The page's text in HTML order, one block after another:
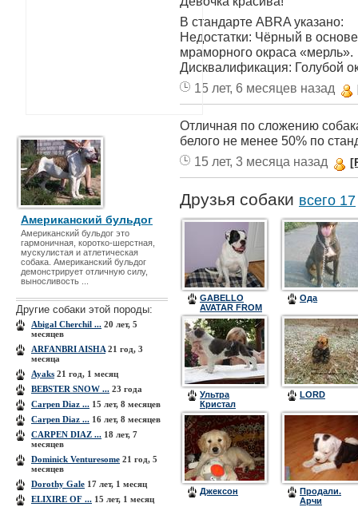
Американский бульдог
Американский бульдог это
гармоничная, коротко-шерстная,
мускулистая и атлетическая
собака. Американский бульдог
демонстрирует отличную силу,
выносливость ...
Другие собаки этой породы:
Abigal Cherchil ... 20 лет, 5
месяцев
ARFANBRI AISHA 21 год, 3
месяца
Ayaks 21 год, 1 месяц
BEBSTER SNOW ... 23 года
Carpen Diaz ... 15 лет, 8 месяцев
Carpen Diaz ... 16 лет, 8 месяцев
CARPEN DIAZ ... 18 лет, 7
месяцев
Dominick Venturesome 21 год, 5
месяцев
Dorothy Gale 17 лет, 1 месяц
ELIXIRE OF ... 15 лет, 1 месяц
В стандарте ABRA указано:
Недостатки: Чёрный в
мраморного окраса «мерль».
Дисквалификация: Голубой
15 лет, 6 месяцев назад
Отличная по сложению
белого не менее 50% по
15 лет, 3 месяца назад
Друзья собаки всего 17
GABELLO
AVATAR FROM
SAFOHOUSE
Ода
Ультра
Кристал
Цинтегро
(Барон)
LORD
Джексон
Продали.
Арчи